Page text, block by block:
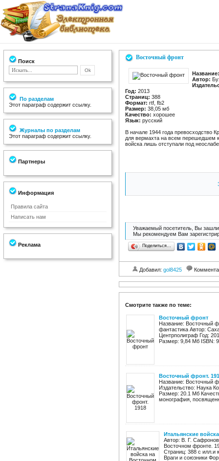
Поиск
По разделам
Этот параграф содержит ссылку.
Журналы по разделам
Этот параграф содержит ссылку.
Партнеры
Информация
Правила сайта
Написать нам
Реклама
Восточный фронт
Название:
Автор:
Год: 2013
Страниц: 388
Формат: rtf, fb2
Размер: 38,05 мб
Качество: хорошее
Язык: русский
В начале 1944 года превосходство
для вермахта на всем перешедшем
войска лишь отступали под
Уважаемый посетитель, Вы зашли
Мы рекомендуем Вам
Поделиться…
Добавил: gol8425
Смотрите также по теме:
Восточный фронт
Название: Восточный
фантастика Автор:
Центрполиграф Год:
Размер: 9,84 Мб ISBN:
Восточный фронт.
Название: Восточный
Издательство: Наука
Размер: 20.1 Мб
монография,
Итальянские
Автор: В. Г.
Восточном фронте.
Страниц: 388 с илл.и
Враги и союзники